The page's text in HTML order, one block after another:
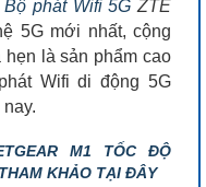
Bộ phát Wifi 5GZTE
5G mới nhất, cộng
là sản phẩm cao
Wifi di động 5G
M1 TỐC ĐỘ
KHẢO TẠI ĐÂY